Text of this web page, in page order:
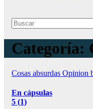
Categoría:
Cosas absurdas Opinion
En cápsulas
5 (1)